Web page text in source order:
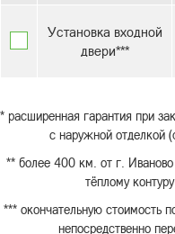
Установка входной
двери***
* расширенная гарантия при
с наружной отделкой
** более 400 км. от г.
тёплому
*** окончательную стоимость
непосредственно